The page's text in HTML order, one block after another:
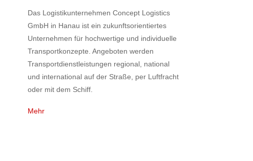
Das Logistikunternehmen Concept Logistics
GmbH in Hanau ist ein zukunftsorientiertes
Unternehmen für hochwertige und individuelle
Transportkonzepte. Angeboten werden
Transportdienstleistungen regional, national
und international auf der Straße, per Luftfracht
oder mit dem Schiff.
Mehr